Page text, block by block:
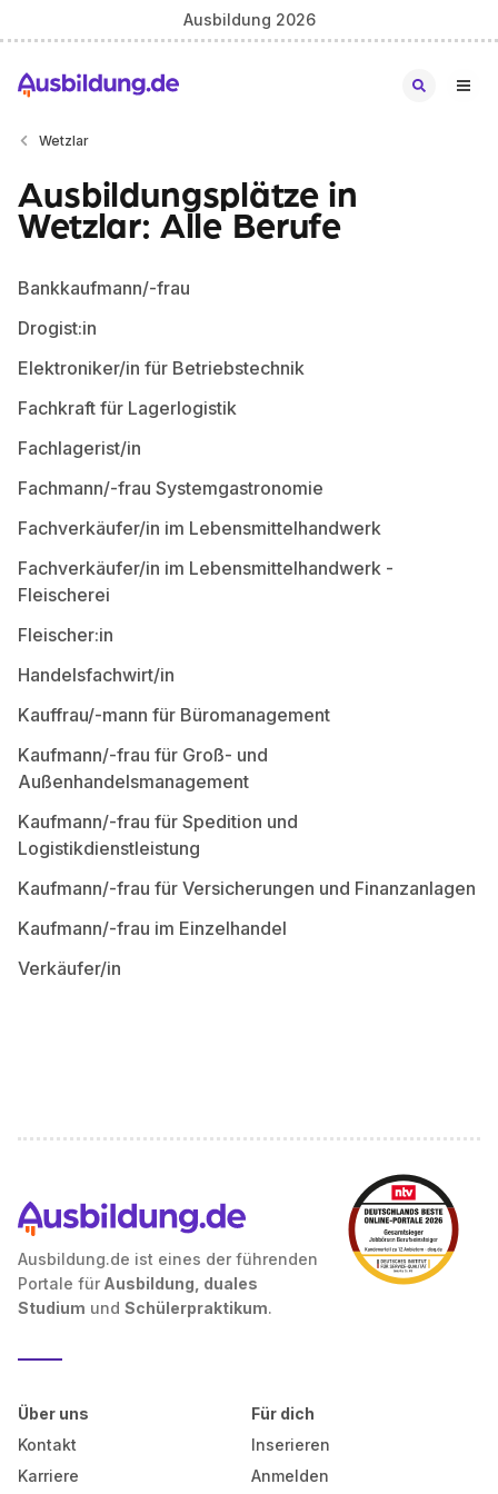
Ausbildung 2026
Wetzlar
Ausbildungsplätze in
Wetzlar: Alle Berufe
Bankkaufmann/-frau
Drogist:in
Elektroniker/in für Betriebstechnik
Fachkraft für Lagerlogistik
Fachlagerist/in
Fachmann/-frau Systemgastronomie
Fachverkäufer/in im Lebensmittelhandwerk
Fachverkäufer/in im Lebensmittelhandwerk -
Fleischerei
Fleischer:in
Handelsfachwirt/in
Kauffrau/-mann für Büromanagement
Kaufmann/-frau für Groß- und
Außenhandelsmanagement
Kaufmann/-frau für Spedition und
Logistikdienstleistung
Kaufmann/-frau für Versicherungen und Finanzanlagen
Kaufmann/-frau im Einzelhandel
Verkäufer/in
Ausbildung.de ist eines der führenden
Portale für Ausbildung, duales
Studium und Schülerpraktikum.
Über uns
Kontakt
Karriere
Für dich
Inserieren
Anmelden